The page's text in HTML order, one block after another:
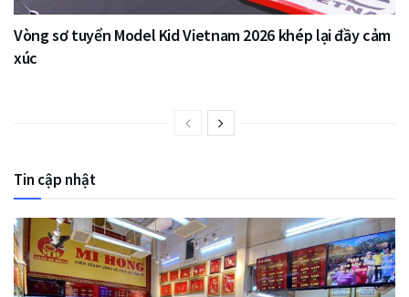
Vòng sơ tuyển Model Kid Vietnam 2026 khép lại đầy cảm
xúc
Tin cập nhật